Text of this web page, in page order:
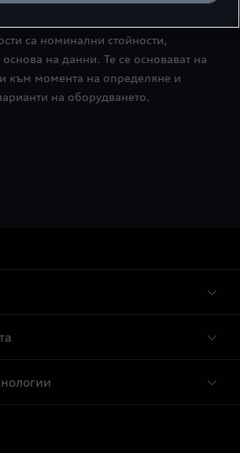
са номинални стойности,
на данни. Те се основават на
към момента на определяне и
на оборудването.